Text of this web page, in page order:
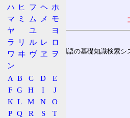
通信用語の基礎知識検索シ
ハ ヒ フ ヘ ホ
マ ミ ム メ
モ
ヤ
ユ
ヨ
ラ
リ ル レ ロ
ワ ヰ ヴ ヱ
ヲ
ン
A B C D
E
F G H I
J
K L M N
O
P Q R S
T